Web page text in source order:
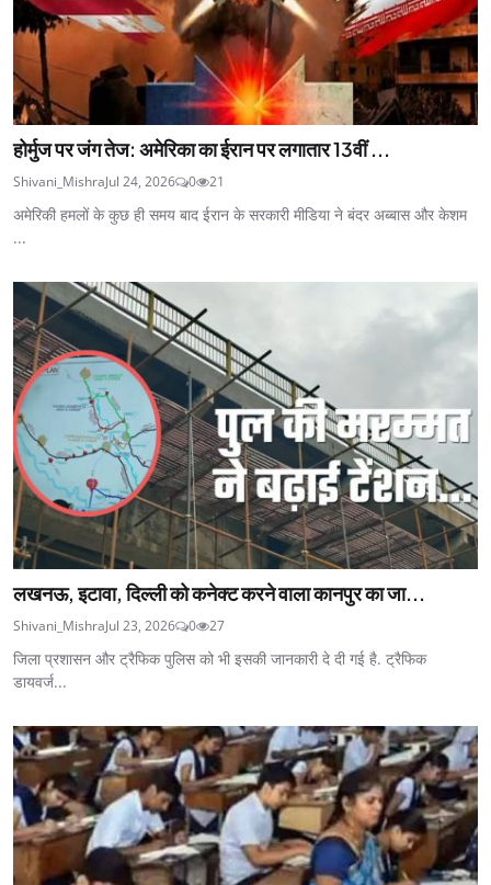
होर्मुज पर जंग तेज: अमेरिका का ईरान पर लगातार 13वीं ...
Shivani_MishraJul 24, 2026 0 21
अमेरिकी हमलों के कुछ ही समय बाद ईरान के सरकारी मीडिया ने बंदर अब्बास और केशम
...
लखनऊ, इटावा, दिल्ली को कनेक्ट करने वाला कानपुर का जा...
Shivani_MishraJul 23, 2026 0 27
जिला प्रशासन और ट्रैफिक पुलिस को भी इसकी जानकारी दे दी गई है. ट्रैफिक
डायवर्ज...